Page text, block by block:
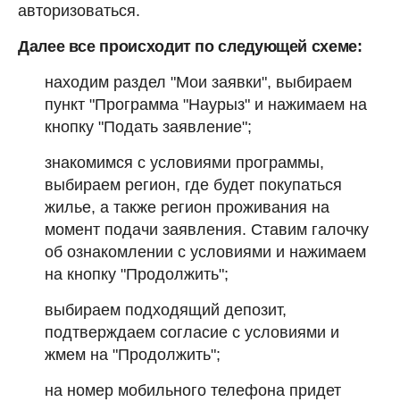
авторизоваться.
Далее все происходит по следующей схеме:
находим раздел "Мои заявки", выбираем
пункт "Программа "Наурыз" и нажимаем на
кнопку "Подать заявление";
знакомимся с условиями программы,
выбираем регион, где будет покупаться
жилье, а также регион проживания на
момент подачи заявления. Ставим галочку
об ознакомлении с условиями и нажимаем
на кнопку "Продолжить";
выбираем подходящий депозит,
подтверждаем согласие с условиями и
жмем на "Продолжить";
на номер мобильного телефона придет